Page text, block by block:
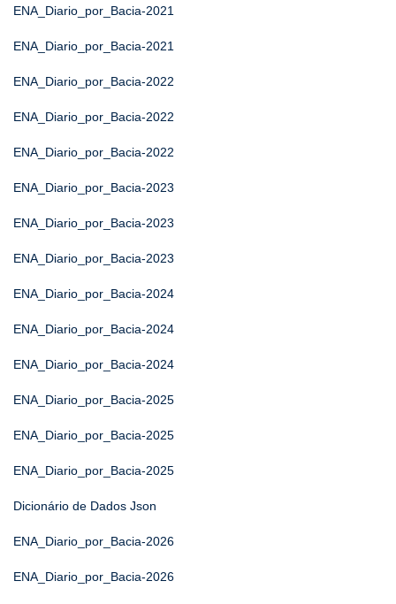
ENA_Diario_por_Bacia-2021
ENA_Diario_por_Bacia-2021
ENA_Diario_por_Bacia-2022
ENA_Diario_por_Bacia-2022
ENA_Diario_por_Bacia-2022
ENA_Diario_por_Bacia-2023
ENA_Diario_por_Bacia-2023
ENA_Diario_por_Bacia-2023
ENA_Diario_por_Bacia-2024
ENA_Diario_por_Bacia-2024
ENA_Diario_por_Bacia-2024
ENA_Diario_por_Bacia-2025
ENA_Diario_por_Bacia-2025
ENA_Diario_por_Bacia-2025
Dicionário de Dados Json
ENA_Diario_por_Bacia-2026
ENA_Diario_por_Bacia-2026